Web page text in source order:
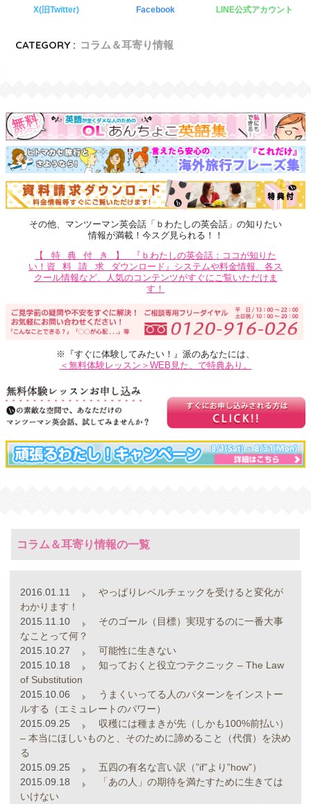
X(旧Twitter) Facebook LINE公式アカウント
CATEGORY : コラム＆耳寄り情報
その他、マンツーマン英会話「ｂわたしの英会話」の知りたい
情報が満載！今スグ見られる！！
【特典付き】
『ｂわたしの英会話：ココが知りた
い！ 資料請求 ダウンロード』システムや料金情報、各ス
クール情報など、人気のコンテンツがすぐにご覧いただけま
す！
※『すぐに体験してみたい！』派のあなたには、
＜無料体験レッスン＞WEB見た、で特典あり。
コラム＆耳寄り情報の一覧
2016.01.11
やっぱりレベルチェックを受けると変化が
わかります！
2015.11.10
そのゴール（目標）実現するのに一番大事
なことって何？
2015.10.27
可能性に生きない
2015.10.18
知っておくと役立つテクニック – The Law
of Substitution
2015.10.06
うまくいってる人のパターンをインストー
ルする（エミュレートのパワー）
2015.09.25
収穫には種まきが先（しかも100%前払い）
– 本当にほしいものと、そのために諦めること（代償）を決め
る
2015.09.25
五四の有名な言い訳（”if”より”how”）
2015.09.18
「あの人」の期待を満たすために生きては
いけない